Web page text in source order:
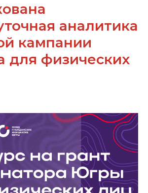
аналитика
кампании
для физических